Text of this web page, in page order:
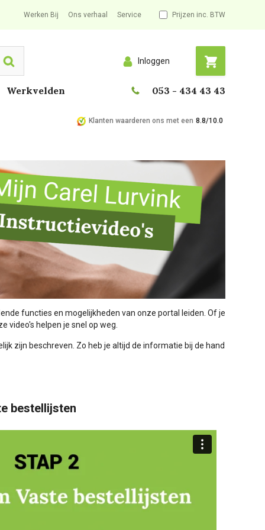
Werken Bij Ons verhaal Service Prijzen inc. BTW
Search Inloggen
Werkvelden 053 - 434 43 43
Klanten waarderen ons met een 8.8/10.0
functies en mogelijkheden van onze portal leiden. Of je
video's helpen je snel op weg.
zijn beschreven. Zo heb je altijd de informatie bij de hand
bestellijsten